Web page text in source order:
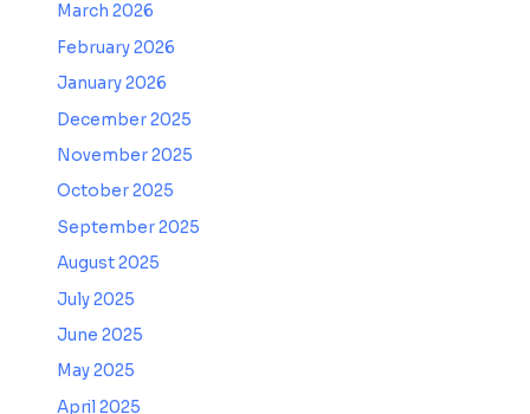
March 2026
February 2026
January 2026
December 2025
November 2025
October 2025
September 2025
August 2025
July 2025
June 2025
May 2025
April 2025